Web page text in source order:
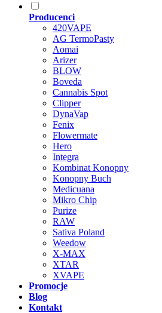
Producenci
420VAPE
AG TermoPasty
Aomai
Arizer
BLOW
Boveda
Cannabis Spot
Clipper
DynaVap
Fenix
Flowermate
Hero
Integra
Kombinat Konopny
Konopny Buch
Medicuana
Mikro Chip
Purize
RAW
Sativa Poland
Weedow
X-MAX
XTAR
XVAPE
Promocje
Blog
Kontakt